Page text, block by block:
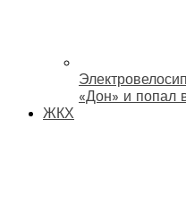
«Дон» и попал
ЖКХ